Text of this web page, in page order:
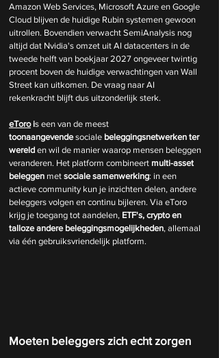
Amazon Web Services, Microsoft Azure en Google
Cloud blijven de huidige Rubin systemen gewoon
uitrollen. Bovendien verwacht SemiAnalysis nog
altijd dat Nvidia's omzet uit AI datacenters in de
tweede helft van boekjaar 2027 ongeveer twintig
procent boven de huidige verwachtingen van Wall
Street kan uitkomen. De vraag naar AI
rekenkracht blijft dus uitzonderlijk sterk.
eToro is een van de meest
toonaangevende sociale beleggingsnetwerken ter
wereld en wil de manier waarop mensen beleggen
veranderen. Het platform combineert multi-asset
beleggen met sociale samenwerking: in een
actieve community kun je inzichten delen, andere
beleggers volgen en continu bijleren. Via eToro
krijg je toegang tot aandelen, ETF's, crypto en
talloze andere beleggingsmogelijkheden, allemaal
via één gebruiksvriendelijk platform.
Moeten beleggers zich echt zorgen